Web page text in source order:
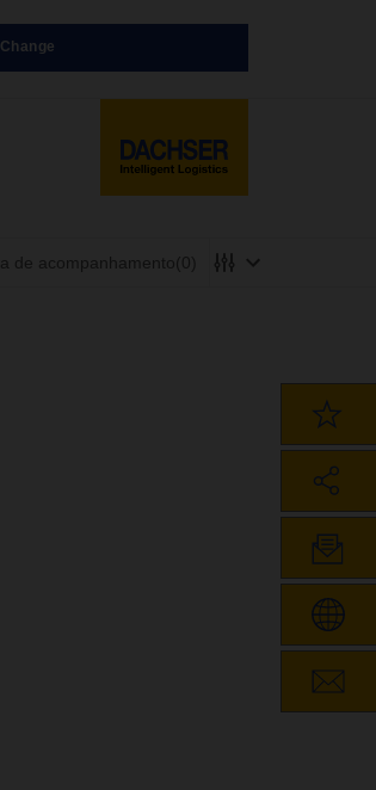
Change
de acompanhamento(0)